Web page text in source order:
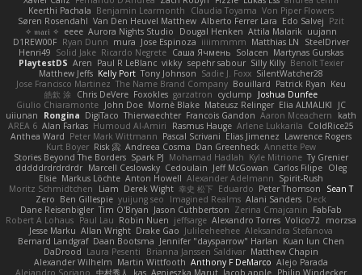
Keerthi Pachala Benjamin Learmonth Claudia Toyama Von Piper Flowers
Søren Rosendahl Van Den Heuvel Matthew Alberto Ferrer Lara Edo Salvej Pzit
✧ 𝔪𝔞𝔯𝔦 ✧ eeee Aurora Nights Studio Dougal Henken Attila Malarik uujann
D1REW00F Ryan Dunn mura Jose Espinoza iiiimmmm Matthias LN
SteelDriver
Henri49 Solid Jake Ricardo Negrete Саша Ячмень Solacen Martynas Gurskas
PlaytestDS Aren Paul R LeBlanc vikky sepehr sabour Silly Killy Benoît Texier
Matthew Jeffs Kelly Port Tony Johnson Sadie J. Foxx SilentWatcher28
Jose Francisco Martinez The Name Brand Company Bouillard Patrick Ryan Keu
皓欽 涂 Chris DeVere Foxokles garzatron cyclump
Joshua Dunfee
Giulio Chiaramonte John Doe Mornè Blake Mateusz Relinger Elia ALMALIKI
JC
uiiunan
Rongina DigiTaco Thierwaechter Francois Gandon Aaron Mceachern
kath
AREA 6 Alan Farkas Humoud Al-Amiri Rasmus Hauge Arlene Lukkarila ColdRice25
Anthea Ward Peter Mark Wittmann Pascal Scrivani Elias Jimenez Lawrence Rogers
Kurt Boyer Risk 📀 Andreea Cosma Dan Greenheck Annette Pew
Stories Beyond The Borders Spark PJ Mohamad Hadlah Kyle Mitrione Ty Grenier
dddddrdrdrdrdr Marcell Ceslowsky Cedoulain Jeff McGowan Carlos Filipe Oleg
Elsie Markus Löchte Anton Howell Alexander Adelmann Spirit-Rush
Moritz Schmidtchen
Liam Derek Wight 幸史 松下 Eduardo Peter Thomson
Sean T
Zero Ben Gillespie yuijung seo Imagined Realms Alani Sanders Deck
Dane Reisenbigler Tim O'Bryan Jason Cuthbertson Zerina Cmajcanin FabFab
Robert A Lohaus Paul Lau Robin Nuen jeffsarge Alexandro Torres Volico72 morzsa
Jesse Marku Allan Wright Drake Gao Julileeheehee Aleksandra Stefanova
Bernard Landgraf Daan Bootsma Jennifer "daysparrow" Harlan Kuan lun Chen
DaDrood Laura Pesenti Brianna Janssen Saldivar Matthew Chapin
Alexander Wilhelm Martin Wittfooth Anthony F DeMarco Alejo Parada
Alejandro Soriano 中村秀人 kas Agnieszka Marut Jacob apple Philip Windecker